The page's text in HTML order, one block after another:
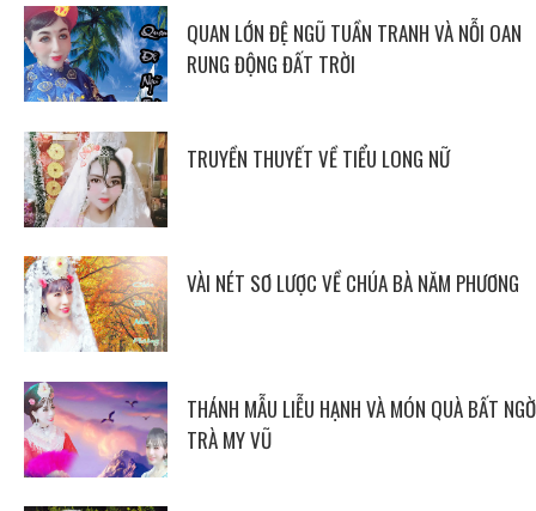
QUAN LỚN ĐỆ NGŨ TUẦN TRANH VÀ NỖI OAN
RUNG ĐỘNG ĐẤT TRỜI
TRUYỀN THUYẾT VỀ TIỂU LONG NỮ
VÀI NÉT SƠ LƯỢC VỀ CHÚA BÀ NĂM PHƯƠNG
THÁNH MẪU LIỄU HẠNH VÀ MÓN QUÀ BẤT
TRÀ MY VŨ